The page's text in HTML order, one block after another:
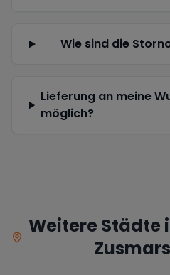
Wie sind die
Lieferung an meine
möglich?
Weitere Städte